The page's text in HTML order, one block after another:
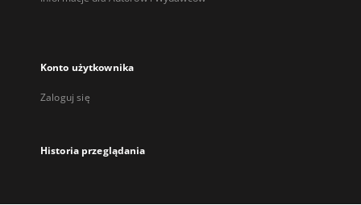
Konto użytkownika
Zaloguj się
Historia przeglądania